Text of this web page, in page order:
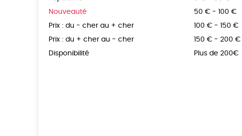
Nouveauté
Prix : du - cher au + cher
Prix : du + cher au - cher
Disponibilité
50 € - 100 €
100 € - 150 €
150 € - 200 €
Plus de 200€